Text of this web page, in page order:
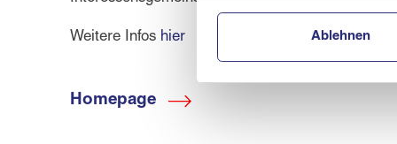
Ablehnen
Weitere Infos hier
Homepage